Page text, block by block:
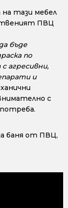
тази мебел
ПВЦ
бъде
по
агресивни,
и
с
баня от ПВЦ,